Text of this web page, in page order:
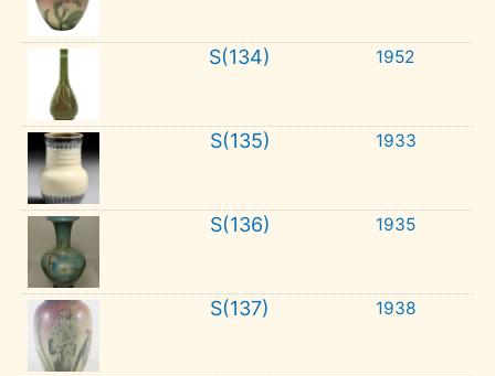
S(134) 1952
S(135) 1933
S(136) 1935
S(137) 1938